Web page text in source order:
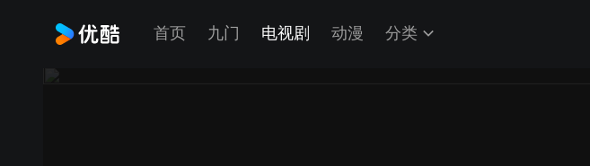
首页 九门 电视剧 动漫 分类